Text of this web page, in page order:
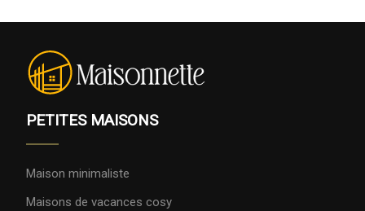
PETITES MAISONS
Maison minimaliste
Maisons de vacances cosy